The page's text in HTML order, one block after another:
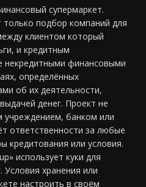
супермаркет.
подбор компаний для
клиентом который
и кредитным
некредитными финансовыми
определённых
об их деятельности,
денег. Проект не
учреждением, банком или
ответственности за любые
кредитования или условия.
использует куки для
Условия хранения или
настроить в своём